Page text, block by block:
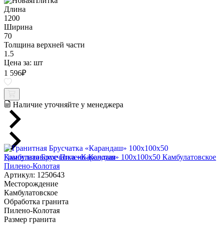
Длина
1200
Ширина
70
Толщина верхней части
1.5
Цена за: шт
1 596₽
Наличие уточняйте у менеджера
Гранитная Брусчатка «Карандаш» 100х100x50 Камбулатовское
Пилено-Колотая
Артикул: 1250643
Месторождение
Камбулатовское
Обработка гранита
Пилено-Колотая
Размер гранита